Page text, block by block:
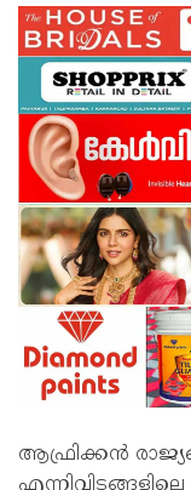
ആഫ്രിക്കൻ